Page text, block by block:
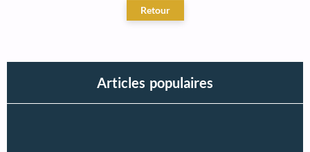
Articles populaires